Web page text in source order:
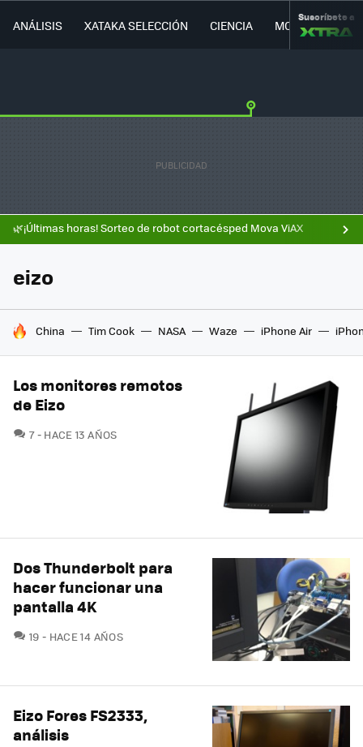
ANÁLISIS XATAKA SELECCIÓN CIENCIA MOVILIDAD
Suscríbete a
🌿¡Últimas horas! Sorteo de robot cortacésped Mova ViAX
eizo
HOY SE HABLA DE
China Tim Cook NASA Waze iPhone Air
Los monitores remotos
de Eizo
7COMENTARIOS
HACE 13 AÑOS
Dos Thunderbolt para
hacer funcionar una
pantalla 4K
19 COMENTARIOS
HACE 14 AÑOS
Eizo Fores FS2333,
análisis